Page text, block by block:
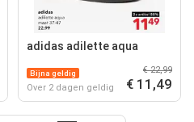
adidas adilette aqua
Bijna geldig
Over 2 dagen geldig
€ 22,99
€ 11,49